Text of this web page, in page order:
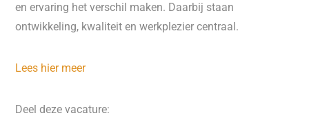
en ervaring het verschil maken. Daarbij staan
ontwikkeling, kwaliteit en werkplezier centraal.
Lees hier meer
Deel deze vacature: